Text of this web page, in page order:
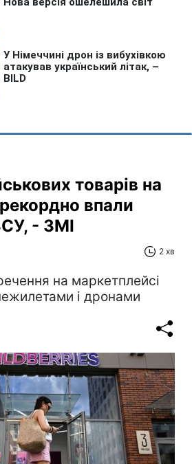
товарів на
впали
- ЗМІ
2 хв
на маркетплейсі
і дронами